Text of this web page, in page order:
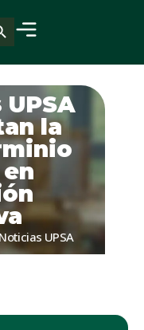
búsqueda
la
Noticias UPSA